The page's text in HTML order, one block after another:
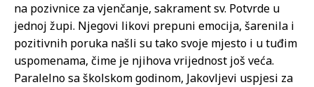
na pozivnice za vjenčanje, sakrament sv. Potvrde u
jednoj župi. Njegovi likovi prepuni emocija, šarenila i
pozitivnih poruka našli su tako svoje mjesto i u tuđim
uspomenama, čime je njihova vrijednost još veća.
Paralelno sa školskom godinom, Jakovljevi uspjesi za